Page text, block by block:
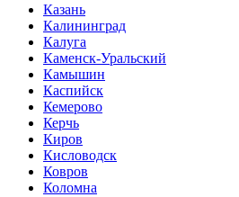
Казань
Калининград
Калуга
Каменск-Уральский
Камышин
Каспийск
Кемерово
Керчь
Киров
Кисловодск
Ковров
Коломна